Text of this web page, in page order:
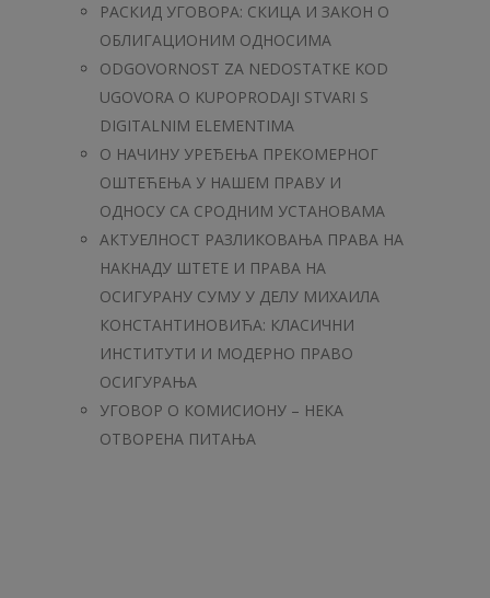
РАСКИД УГОВОРА: СКИЦА И ЗАКОН О
ОБЛИГАЦИОНИМ ОДНОСИМА
ODGOVORNOST ZA NEDOSTATKE KOD
UGOVORA O KUPOPRODAJI STVARI S
DIGITALNIM ELEMENTIMA
О НАЧИНУ УРЕЂЕЊА ПРЕКОМЕРНОГ
ОШТЕЋЕЊА У НАШЕМ ПРАВУ И
ОДНОСУ СА СРОДНИМ УСТАНОВАМА
АКТУЕЛНОСТ РАЗЛИКОВАЊА ПРАВА НА
НАКНАДУ ШТЕТЕ И ПРАВА НА
ОСИГУРАНУ СУМУ У ДЕЛУ МИХАИЛА
КОНСТАНТИНОВИЋА: КЛАСИЧНИ
ИНСТИТУТИ И МОДЕРНО ПРАВО
ОСИГУРАЊА
УГОВОР О КОМИСИОНУ – НЕКА
ОТВОРЕНА ПИТАЊА